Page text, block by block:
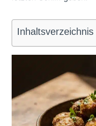
Inhaltsverzeichnis